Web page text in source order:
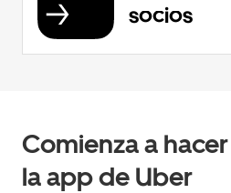
socios
Comienza a
la app de Uber